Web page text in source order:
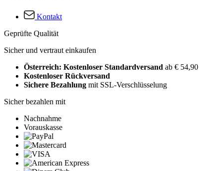
Kontakt
Geprüfte Qualität
Sicher und vertraut einkaufen
Österreich: Kostenloser Standardversand ab € 54,90
Kostenloser Rückversand
Sichere Bezahlung mit SSL-Verschlüsselung
Sicher bezahlen mit
Nachnahme
Vorauskasse